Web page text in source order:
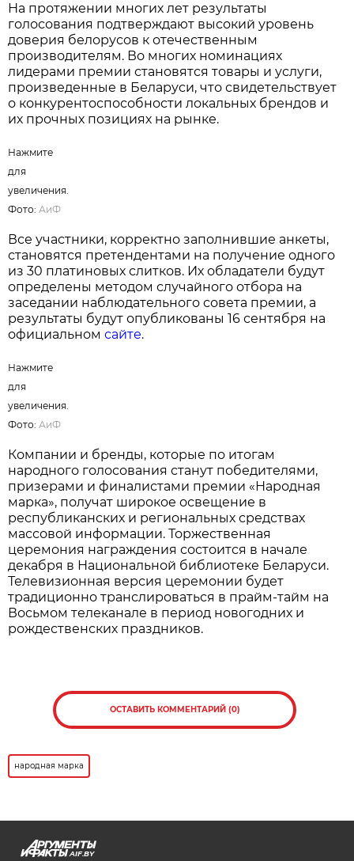
На протяжении многих лет результаты
голосования подтверждают высокий уровень
доверия белорусов к отечественным
производителям. Во многих номинациях
лидерами премии становятся товары и услуги,
произведенные в Беларуси, что свидетельствует
о конкурентоспособности локальных брендов и
их прочных позициях на рынке.
Нажмите
для
увеличения.
Фото:АиФ
Все участники, корректно заполнившие анкеты,
становятся претендентами на получение одного
из 30 платиновых слитков. Их обладатели будут
определены методом случайного отбора на
заседании наблюдательного совета премии, а
результаты будут опубликованы 16 сентября на
официальномсайте.
Нажмите
для
увеличения.
Фото:АиФ
Компании и бренды, которые по итогам
народного голосования станут победителями,
призерами и финалистами премии «Народная
марка», получат широкое освещение в
республиканских и региональных средствах
массовой информации. Торжественная
церемония награждения состоится в начале
декабря в Национальной библиотеке Беларуси.
Телевизионная версия церемонии будет
традиционно транслироваться в прайм-тайм на
Восьмом телеканале в период новогодних и
рождественских праздников.
ОСТАВИТЬ КОММЕНТАРИЙ (0)
народная марка
AIF.BY